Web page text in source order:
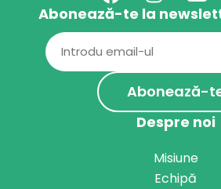
Abonează-te la
Email
(Required)
Despre noi
Misiune
Echipă